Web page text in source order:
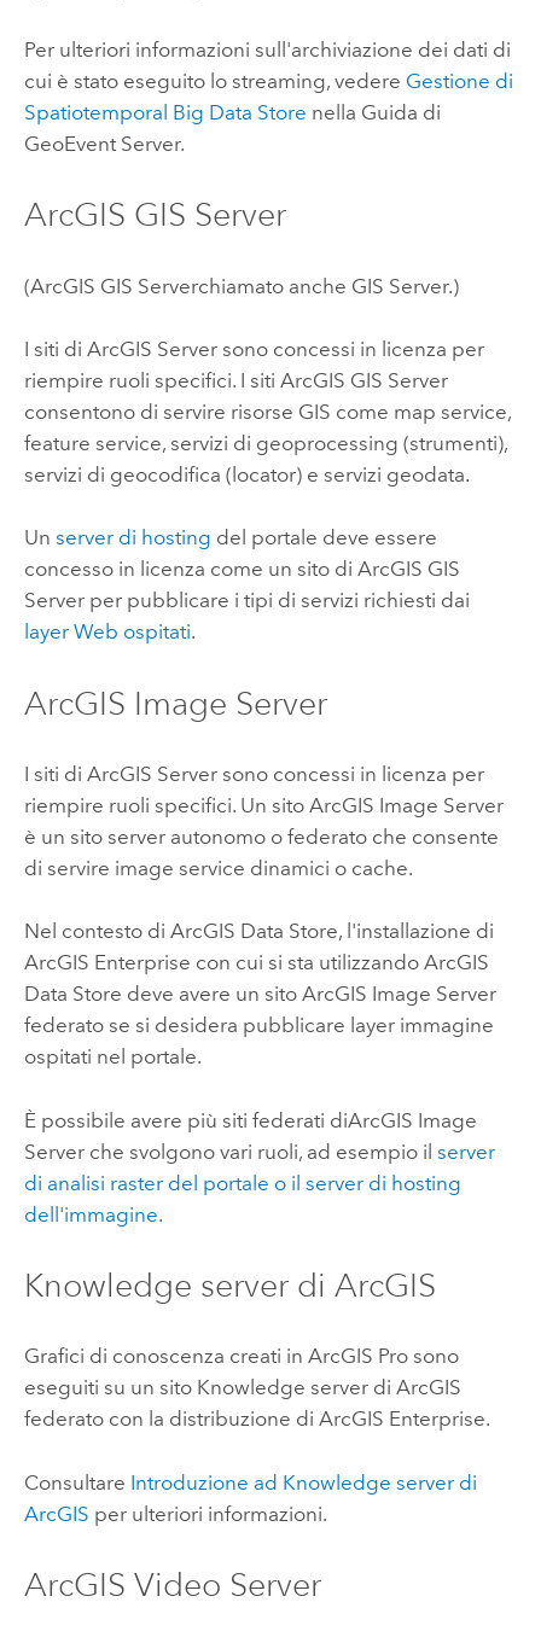
Per ulteriori informazioni sull'archiviazione dei dati di
cui è stato eseguito lo streaming, vedere Gestione di
Spatiotemporal Big Data Store nella Guida di
GeoEvent Server.
ArcGIS GIS Server
(ArcGIS GIS Serverchiamato anche GIS Server.)
I siti di ArcGIS Serversono concessi in licenza per
riempire ruoli specifici. I siti ArcGIS GIS Server
consentono di servire risorse GIS come map service,
feature service, servizi di geoprocessing (strumenti),
servizi di geocodifica (locator) e servizi geodata.
Un server di hosting del portale deve essere
concesso in licenza come un sito di ArcGIS GIS
Serverper pubblicare i tipi di servizi richiesti dai
layer Web ospitati.
ArcGIS Image Server
I siti di ArcGIS Serversono concessi in licenza per
riempire ruoli specifici. Un sito ArcGIS Image Server
è un sito server autonomo o federato che consente
di servire image service dinamici o cache.
Nel contesto di ArcGIS Data Store, l'installazione di
ArcGIS Enterprise con cui si sta utilizzando ArcGIS
Data Store deve avere un sito ArcGIS Image Server
federato se si desidera pubblicare layer immagine
ospitati nel portale.
È possibile avere più siti federati diArcGIS Image
Serverche svolgono vari ruoli, ad esempio il server
di analisi raster del portale o il server di hosting
dell'immagine.
Knowledge server di ArcGIS
Grafici di conoscenza creati in ArcGIS Prosono
eseguiti su un sito Knowledge server di ArcGIS
federato con la distribuzione di ArcGIS Enterprise.
Consultare Introduzione ad Knowledge server di
ArcGIS per ulteriori informazioni.
ArcGIS Video Server